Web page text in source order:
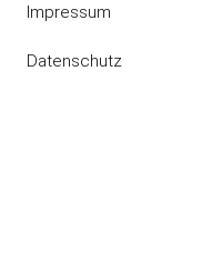
Impressum
Datenschutz